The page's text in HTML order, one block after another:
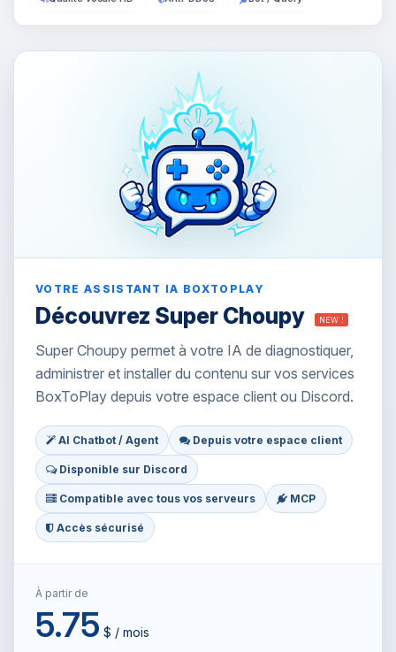
VOTRE ASSISTANT IA BOXTOPLAY
Découvrez Super Choupy NEW !
Super Choupy permet à votre IA de diagnostiquer,
administrer et installer du contenu sur vos services
BoxToPlay depuis votre espace client ou Discord.
AI Chatbot / Agent Depuis votre espace client
Disponible sur Discord
Compatible avec tous vos serveurs MCP
Accès sécurisé
À partir de
5.75 $ / mois